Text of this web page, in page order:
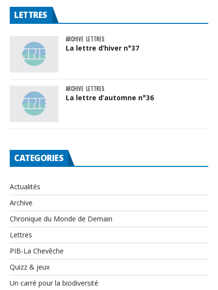
LETTRES
ARCHIVE LETTRES
La lettre d’hiver n°37
ARCHIVE LETTRES
La lettre d’automne n°36
CATEGORIES
Actualités
Archive
Chronique du Monde de Demain
Lettres
PIB-La Chevêche
Quizz & jeux
Un carré pour la biodiversité